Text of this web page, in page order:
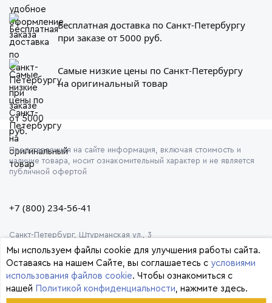
Бесплатная доставка по Санкт-Петербургу
при заказе от 5000 руб.
Самые низкие цены по Санкт-Петербургу
на оригинальный товар
Представленная на сайте информация, включая стоимость и
наличие товара, носит ознакомительный характер и не является
публичной офертой
+7 (800) 234-56-41
Санкт-Петербург, Штурманская ул., 3
Мы используем файлы cookie для улучшения работы сайта.
Оставаясь на нашем Сайте, вы соглашаетесь с условиями
использования файлов cookie. Чтобы ознакомиться с
нашей Политикой конфиденциальности, нажмите здесь.